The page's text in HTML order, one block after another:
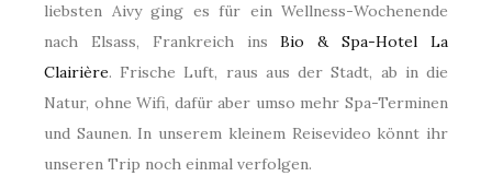
liebsten Aivy ging es für ein Wellness-Wochenende
nach Elsass, Frankreich insBio & Spa-Hotel La
Clairière. Frische Luft, raus aus der Stadt, ab in die
Natur, ohne Wifi, dafür aber umso mehr Spa-Terminen
und Saunen. In unserem kleinem Reisevideo könnt ihr
unseren Trip noch einmal verfolgen.